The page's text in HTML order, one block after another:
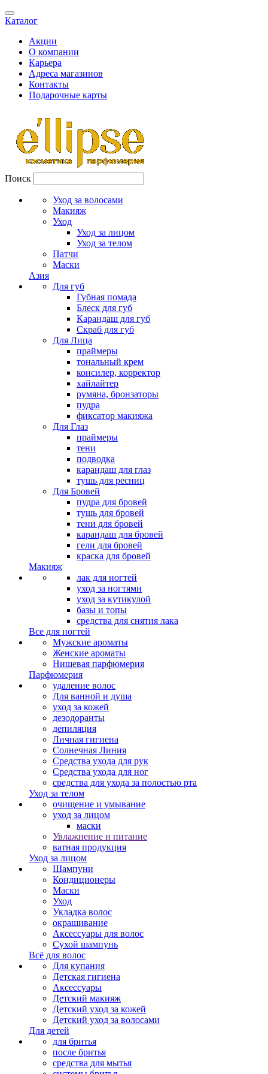
Каталог
Акции
О компании
Карьера
Адреса магазинов
Контакты
Подарочные карты
Поиск
Уход за волосами
Макияж
Уход
Уход за лицом
Уход за телом
Патчи
Маски
Азия
Для губ
Губная помада
Блеск для губ
Карандаш для губ
Скраб для губ
Для Лица
праймеры
тональный крем
консилер, корректор
хайлайтер
румяна, бронзаторы
пудра
фиксатор макияжа
Для Глаз
праймеры
тени
подводка
карандаш для глаз
тушь для ресниц
Для Бровей
пудра для бровей
тушь для бровей
тени для бровей
карандаш для бровей
гели для бровей
краска для бровей
Макияж
лак для ногтей
уход за ногтями
уход за кутикулой
базы и топы
средства для снятия лака
Все для ногтей
Мужские ароматы
Женские ароматы
Нишевая парфюмерия
Парфюмерия
удаление волос
Для ванной и душа
уход за кожей
дезодоранты
депиляция
Личная гигиена
Солнечная Линия
Средства ухода для рук
Средства ухода для ног
средства для ухода за полостью рта
Уход за телом
очищение и умывание
уход за лицом
маски
Увлажнение и питание
ватная продукция
Уход за лицом
Шампуни
Кондиционеры
Маски
Уход
Укладка волос
окрашивание
Аксессуары для волос
Сухой шампунь
Всё для волос
Для купания
Детская гигиена
Аксессуары
Детский макияж
Детский уход за кожей
Детский уход за волосами
Для детей
для бритья
после бритья
средства для мытья